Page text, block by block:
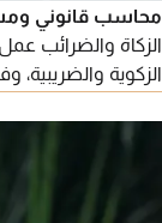
محاسب قانوني
الزكاة والضرائب
الزكوية والضريبية،
والمادة
متراكمة وحلول